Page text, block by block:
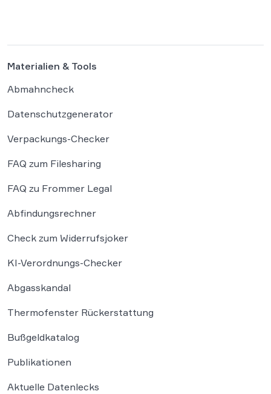
Materialien & Tools
Abmahncheck
Datenschutzgenerator
Verpackungs-Checker
FAQ zum Filesharing
FAQ zu Frommer Legal
Abfindungsrechner
Check zum Widerrufsjoker
KI-Verordnungs-Checker
Abgasskandal
Thermofenster Rückerstattung
Bußgeldkatalog
Publikationen
Aktuelle Datenlecks